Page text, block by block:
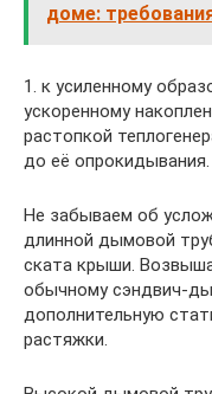
доме:
1. к усиленному
ускоренному
растопкой
до её опрокидывания.
Не забываем об
длинной дымовой
ската крыши.
обычному сэндвич-
дополнительную
растяжки.